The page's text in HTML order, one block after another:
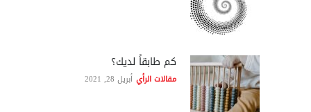
كم طابقاً لديك؟
مقالات الرأي أبريل 28, 2021